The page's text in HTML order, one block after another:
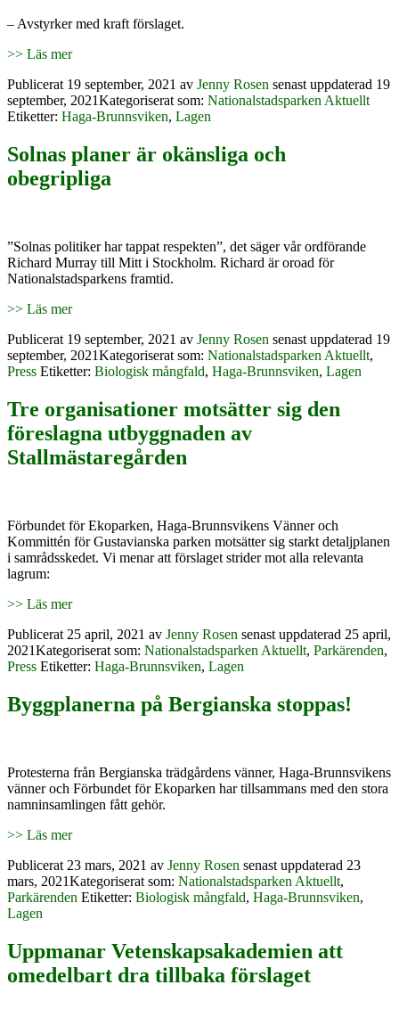
– Avstyrker med kraft förslaget.
>> Läs mer
Publicerat 19 september, 2021 av Jenny Rosen senast uppdaterad 19
september, 2021Kategoriserat som: Nationalstadsparken Aktuellt
Etiketter: Haga-Brunnsviken, Lagen
Solnas planer är okänsliga och
obegripliga
”Solnas politiker har tappat respekten”, det säger vår ordförande
Richard Murray till Mitt i Stockholm. Richard är oroad för
Nationalstadsparkens framtid.
>> Läs mer
Publicerat 19 september, 2021 av Jenny Rosen senast uppdaterad 19
september, 2021Kategoriserat som: Nationalstadsparken Aktuellt,
Press Etiketter: Biologisk mångfald, Haga-Brunnsviken, Lagen
Tre organisationer motsätter sig den
föreslagna utbyggnaden av
Stallmästaregården
Förbundet för Ekoparken, Haga-Brunnsvikens Vänner och
Kommittén för Gustavianska parken motsätter sig starkt detaljplanen
i samrådsskedet. Vi menar att förslaget strider mot alla relevanta
lagrum:
>> Läs mer
Publicerat 25 april, 2021 av Jenny Rosen senast uppdaterad 25 april,
2021Kategoriserat som: Nationalstadsparken Aktuellt, Parkärenden,
Press Etiketter: Haga-Brunnsviken, Lagen
Byggplanerna på Bergianska stoppas!
Protesterna från Bergianska trädgårdens vänner, Haga-Brunnsvikens
vänner och Förbundet för Ekoparken har tillsammans med den stora
namninsamlingen fått gehör.
>> Läs mer
Publicerat 23 mars, 2021 av Jenny Rosen senast uppdaterad 23
mars, 2021Kategoriserat som: Nationalstadsparken Aktuellt,
Parkärenden Etiketter: Biologisk mångfald, Haga-Brunnsviken,
Lagen
Uppmanar Vetenskapsakademien att
omedelbart dra tillbaka förslaget